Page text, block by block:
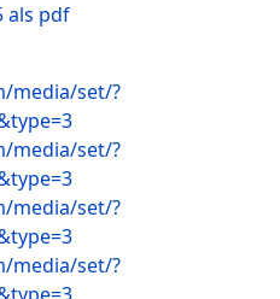
als pdf
media/set/?
media/set/?
media/set/?
media/set/?